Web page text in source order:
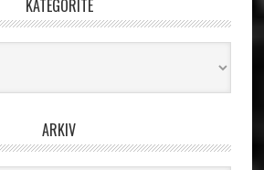
KATEGORITË
ARKIV